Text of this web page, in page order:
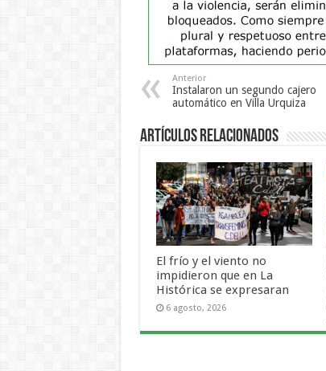
Anterior
Instalaron un segundo cajero
automático en Villa Urquiza
Artículos Relacionados
El frío y el viento no
impidieron que en La
Histórica se expresaran
6 agosto, 2026